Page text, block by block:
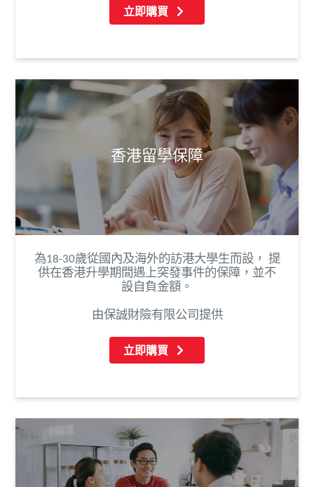
立即購買
香港留學保障
為18-30歲從國內及海外的訪港大學生而設， 提
供在香港升學期間遇上突發事件的保障，並不
設自負金額。
由保誠財險有限公司提供
立即購買